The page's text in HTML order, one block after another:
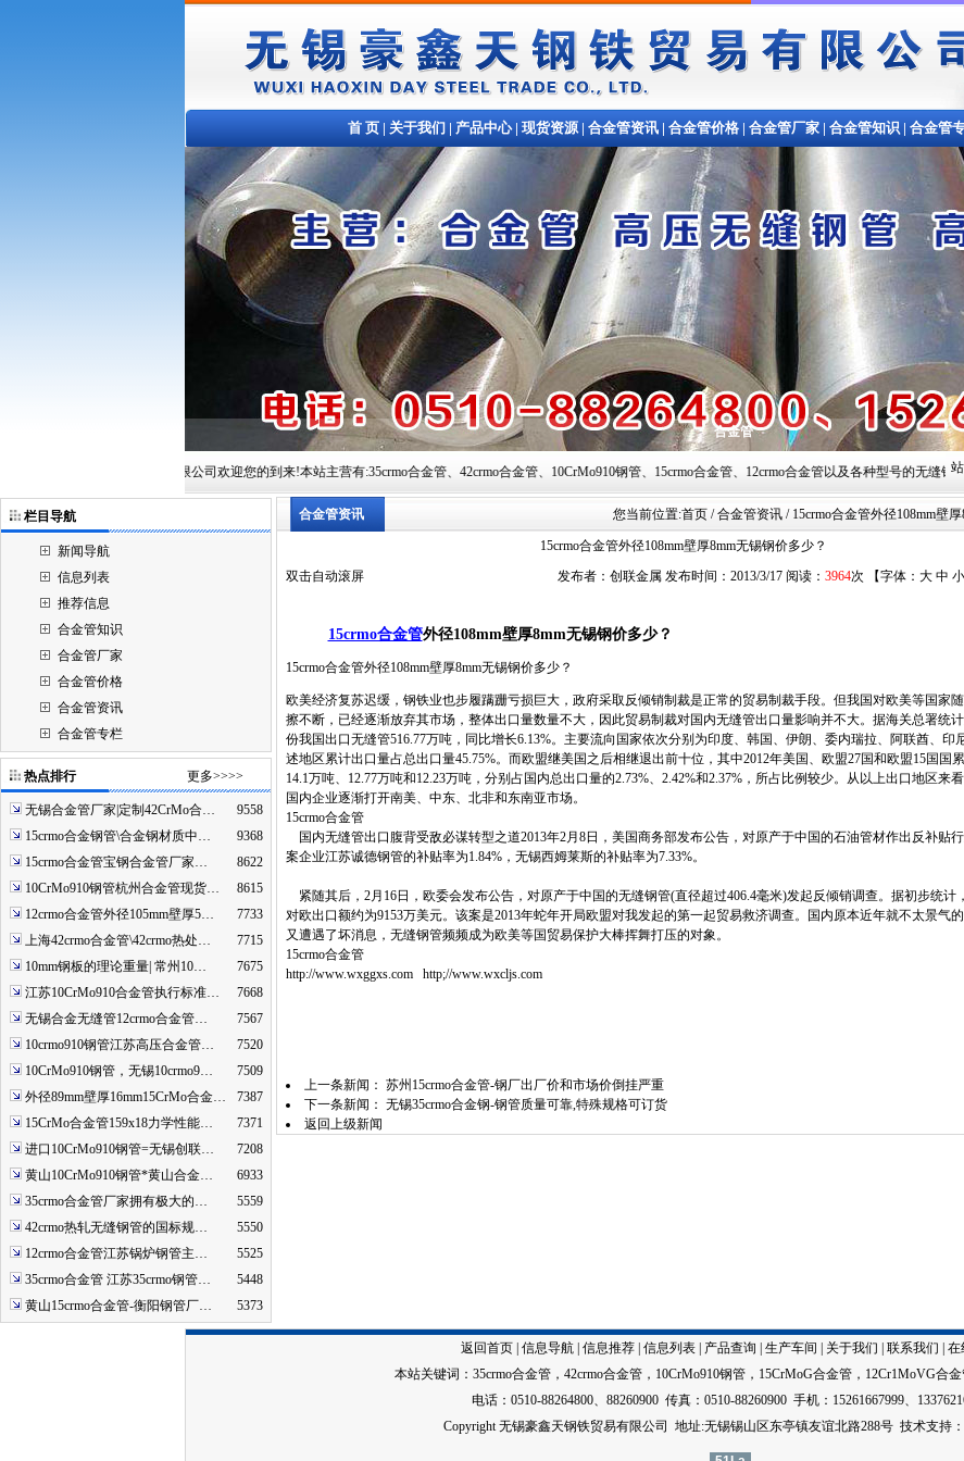
首 页 | 关于我们 | 产品中心| 现货资源| 合金管资讯 | 合金管价格 | 合金管厂家 | 合金管知识 | 合金管
合金管
无锡豪鑫天钢铁贸易有限公司欢迎您的到来!本站主营有:35crmo合金管、42crmo合金管、10CrMo910钢管、15crmo合金管、12crmo合金管以及各种型号的无缝钢
栏目导航
新闻导航
信息列表
推荐信息
合金管知识
合金管厂家
合金管价格
合金管资讯
合金管专栏
热点排行 更多>>>>
无锡合金管厂家|定制42CrMo合…
9558
15crmo合金钢管\合金钢材质中…
9368
15crmo合金管宝钢合金管厂家…
8622
10CrMo910钢管杭州合金管现货…
8615
12crmo合金管外径105mm壁厚5…
7733
上海42crmo合金管\42crmo热处…
7715
10mm钢板的理论重量| 常州10…
7675
江苏10CrMo910合金管执行标准…
7668
无锡合金无缝管12crmo合金管…
7567
10crmo910钢管江苏高压合金管…
7520
10CrMo910钢管，无锡10crmo9…
7509
外径89mm壁厚16mm15CrMo合金…
7387
15CrMo合金管159x18力学性能…
7371
进口10CrMo910钢管=无锡创联…
7208
黄山10CrMo910钢管*黄山合金…
6933
35crmo合金管厂家拥有极大的…
5559
42crmo热轧无缝钢管的国标规…
5550
12crmo合金管江苏锅炉钢管主…
5525
35crmo合金管 江苏35crmo钢管…
5448
黄山15crmo合金管-衡阳钢管厂…
5373
合金管资讯 您当前位置:首页 / 合金管资讯 / 15crmo合金管外径108mm壁
15crmo合金管外径108mm壁厚8mm无锡钢价多少？
双击自动滚屏
发布者：创联金属 发布时间：2013/3/17 阅读： 3964次 【字体： 大 中 小
15crmo合金管外径108mm壁厚8mm无锡钢价多少？
15crmo合金管外径108mm壁厚8mm无锡钢价多少？
欧美经济复苏迟缓，钢铁业也步履蹒跚亏损巨大，政府采取反倾销制裁是正常的贸易制裁手段。但我国对欧美等国家
擦不断，已经逐渐放弃其市场，整体出口量数量不大，因此贸易制裁对国内无缝管出口量影响并不大。据海关总署统计
份我国出口无缝管516.77万吨，同比增长6.13%。主要流向国家依次分别为印度、韩国、伊朗、委内瑞拉、阿联酋、印
述地区累计出口量占总出口量45.75%。而欧盟继美国之后相继退出前十位，其中2012年美国、欧盟27国和欧盟15国国
14.1万吨、12.77万吨和12.23万吨，分别占国内总出口量的2.73%、2.42%和2.37%，所占比例较少。从以上出口地区来
国内企业逐渐打开南美、中东、北非和东南亚市场。
15crmo合金管
国内无缝管出口腹背受敌必谋转型之道2013年2月8日，美国商务部发布公告，对原产于中国的石油管材作出反补贴
案企业江苏诚德钢管的补贴率为1.84%，无锡西姆莱斯的补贴率为7.33%。
紧随其后，2月16日，欧委会发布公告，对原产于中国的无缝钢管(直径超过406.4毫米)发起反倾销调查。据初步统计
对欧出口额约为9153万美元。该案是2013年蛇年开局欧盟对我发起的第一起贸易救济调查。国内原本近年就不太景气
又遭遇了坏消息，无缝钢管频频成为欧美等国贸易保护大棒挥舞打压的对象。
15crmo合金管
http://www.wxggxs.com http;//www.wxcljs.com
上一条新闻： 苏州15crmo合金管-钢厂出厂价和市场价倒挂严重
下一条新闻： 无锡35crmo合金钢-钢管质量可靠,特殊规格可订货
返回上级新闻
返回首页 信息导航 信息推荐 信息列表 产品查询 生产车间 关于我们 联系我们
在
本站关键词： 35crmo合金管 ， 42crmo合金管 ， 10CrMo910钢管 ， 15CrMoG合金管 ， 12Cr1MoVG合
电话：0510-88264800、88260900 传真：0510-88260900 手机：15261667999、
Copyright 无锡豪鑫天钢铁贸易有限公司 地址:无锡锡山区东亭镇友谊北路288号 技术支持